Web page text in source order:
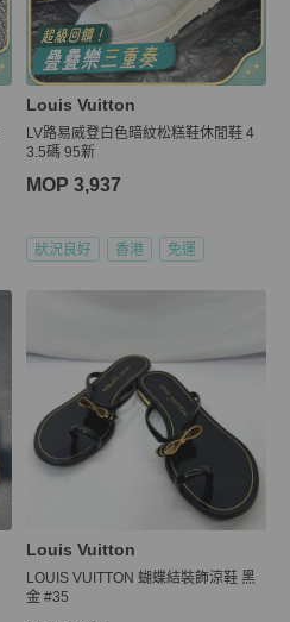
Louis Vuitton
LV路易威登白色暗紋松糕鞋休閒鞋 4
3.5碼 95新
MOP 3,937
狀況良好 香港 免運
Louis Vuitton
LOUIS VUITTON 蝴蝶結裝飾涼鞋 黑
金 #35